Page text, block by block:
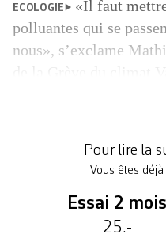
ECOLOGIE
«Il faut
polluantes qui se
nous», s’exclame
Pour lire la
Vous êtes
Essai 2 mois
25.-